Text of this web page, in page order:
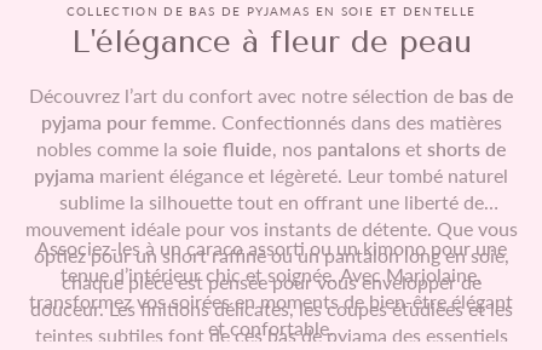
COLLECTION DE BAS DE PYJAMAS EN SOIE ET DENTELLE
L'élégance à fleur de peau
Découvrez l’art du confort avec notre sélection debas de
pyjama pour femme. Confectionnés dans des matières
nobles comme la soie fluide, nos pantalonsetshorts de
pyjama marient élégance et légèreté. Leur tombé naturel
sublime la silhouette tout en offrant une liberté de
mouvement idéale pour vos instants de détente. Que vous
optiez pour un short raffiné ou un pantalon long en soie,
chaque pièce est pensée pour vous envelopper de
douceur. Les finitions délicates, les coupes étudiées et les
teintes subtiles font de ces bas de pyjama des essentiels
Associez-les à un caraco assorti ou un kimono pour une
tenue d’intérieur chic et soignée. Avec Marjolaine,
transformez vos soirées en moments de bien-être élégant
et confortable.